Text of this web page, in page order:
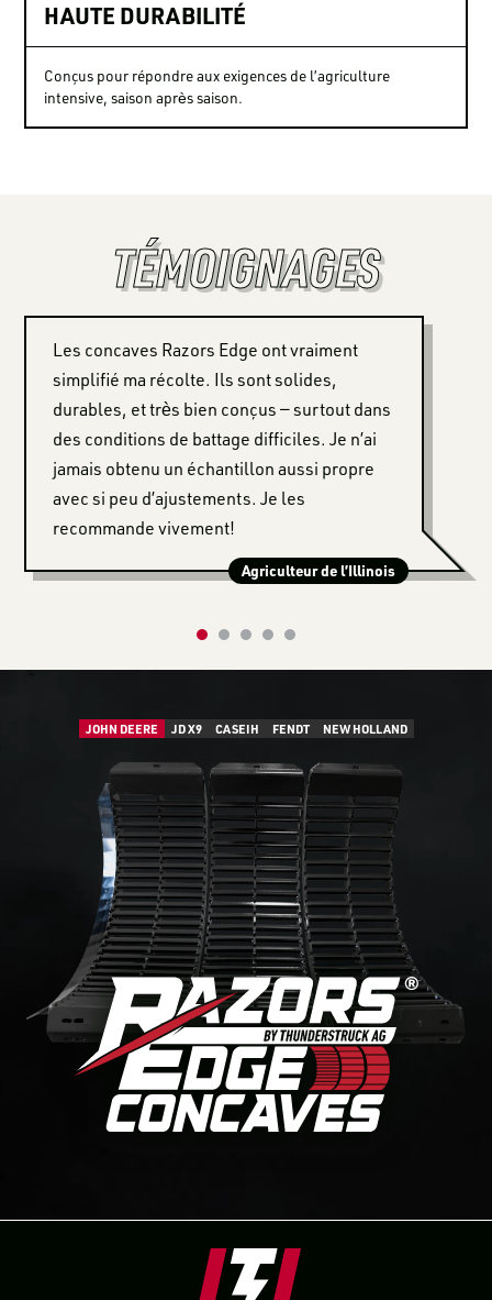
HAUTE DURABILITÉ
Conçus pour répondre aux exigences de l’agriculture
intensive, saison après saison.
TÉMOIGNAGES
Les concaves Razors Edge ont vraiment
simplifié ma récolte. Ils sont solides,
durables, et très bien conçus — surtout dans
des conditions de battage difficiles. Je n’ai
jamais obtenu un échantillon aussi propre
avec si peu d’ajustements. Je les
recommande vivement!
Agriculteur de l’Illinois
JOHN DEERE JD X9 CASEIH FENDT NEW HOLLAND